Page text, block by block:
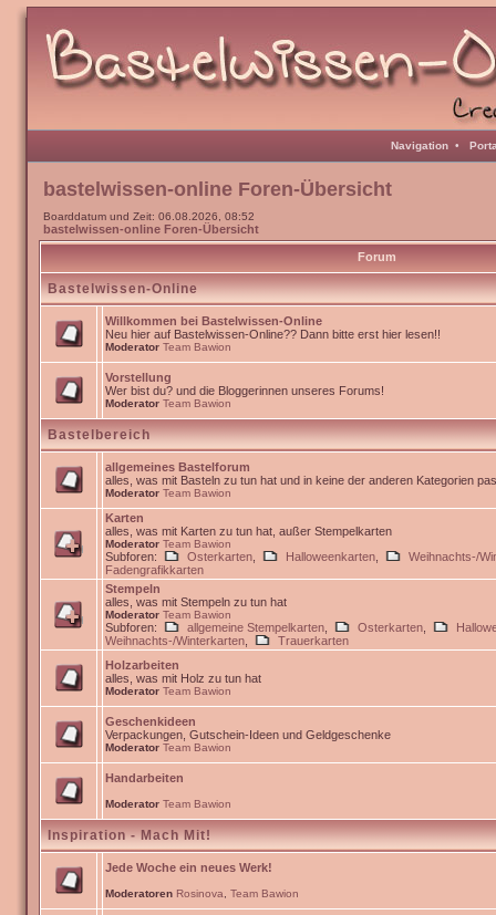
Navigation •
bastelwissen-online Foren-Übersicht
Boarddatum und Zeit: 06.08.2026, 08:52
bastelwissen-online Foren-Übersicht
Forum
Bastelwissen-Online
Willkommen bei Bastelwissen-Online
Neu hier auf Bastelwissen-Online?? Dann bitte erst hier lesen!!
Moderator Team Bawion
Vorstellung
Wer bist du? und die Bloggerinnen unseres Forums!
Moderator Team Bawion
Bastelbereich
allgemeines Bastelforum
alles, was mit Basteln zu tun hat und in keine der anderen Kategorien
Moderator Team Bawion
Karten
alles, was mit Karten zu tun hat, außer Stempelkarten
Moderator Team Bawion
Subforen: Osterkarten Halloweenkarten
Weihnachts-/
Fadengrafikkarten
Stempeln
alles, was mit Stempeln zu tun hat
Moderator Team Bawion
Subforen: allgemeine Stempelkarten Osterkarten
Weihnachts-/Winterkarten
Trauerkarten
Holzarbeiten
alles, was mit Holz zu tun hat
Moderator Team Bawion
Geschenkideen
Verpackungen, Gutschein-Ideen und Geldgeschenke
Moderator Team Bawion
Handarbeiten
Moderator Team Bawion
Inspiration - Mach Mit!
Jede Woche ein neues Werk!
Moderatoren Rosinova Team Bawion